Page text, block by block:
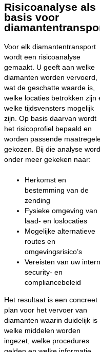
Risicoanalyse als
basis voor
Voor elk diamantentransport
wordt een risicoanalyse
gemaakt. U geeft aan welke
diamanten worden vervoerd,
wat de geschatte waarde is,
welke locaties betrokken zijn
welke tijdsvensters mogelijk
zijn. Op basis daarvan wordt
het risicoprofiel bepaald en
worden passende
gekozen. Bij die analyse
onder meer gekeken naar:
Herkomst en
bestemming van de
zending
Fysieke omgeving van
laad- en loslocaties
Mogelijke alternatieve
routes en
omgevingsrisico’s
Vereisten van uw
security- en
compliancebeleid
Het resultaat is een concreet
plan voor het vervoer van
diamanten waarin duidelijk is
welke middelen worden
ingezet, welke procedures